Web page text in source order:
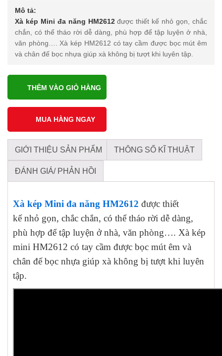
Mô tả:
Xà kép Mini đa năng HM2612được thiết kế nhỏ gọn, chắc
chắn, có thể tháo rời dễ dàng, phù hợp để tập luyện ở nhà,
văn phòng…. Xà kép HM2612 có tay cầm được bọc mút êm
và chân đế bọc nhựa giúp xà không bị tượt khi luyên tập.
THÊM VÀO GIỎ HÀNG
GIỚI THIỆU SẢN PHẨM THÔNG SỐ KĨ THUẬT
ĐÁNH GIÁ/ PHẢN HỒI
Xà kép Mini đa năng HM2612 được thiết
kế nhỏ gọn, chắc chắn, có thể tháo rời dễ dàng,
phù hợp để tập luyện ở nhà, văn phòng…. Xà kép
mini HM2612 có tay cầm được bọc mút êm và
chân đế bọc nhựa giúp xà không bị tượt khi luyên
tập.